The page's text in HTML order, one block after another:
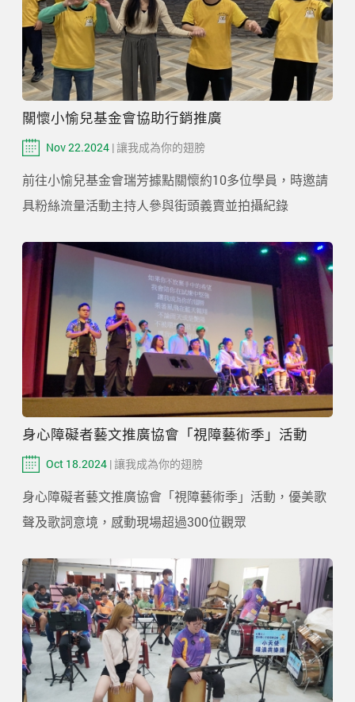
關懷小愉兒基金會協助行銷推廣
Nov 22.2024 | 讓我成為你的翅膀
前往小愉兒基金會瑞芳據點關懷約10多位學員，時邀請
具粉絲流量活動主持人參與街頭義賣並拍攝紀錄
身心障礙者藝文推廣協會「視障藝術季」活動
Oct 18.2024 | 讓我成為你的翅膀
身心障礙者藝文推廣協會「視障藝術季」活動，優美歌
聲及歌詞意境，感動現場超過300位觀眾